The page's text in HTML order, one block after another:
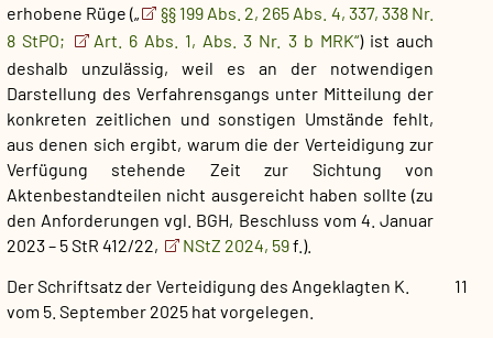
erhobene Rüge („
§§ 199 Abs. 2, 265 Abs. 4, 337, 338 Nr.
8 StPO;
Art. 6 Abs. 1, Abs. 3 Nr. 3 b MRK“) ist auch
deshalb unzulässig, weil es an der notwendigen
Darstellung des Verfahrensgangs unter Mitteilung der
konkreten zeitlichen und sonstigen Umstände fehlt,
aus denen sich ergibt, warum die der Verteidigung zur
Verfügung stehende Zeit zur Sichtung von
Aktenbestandteilen nicht ausgereicht haben sollte (zu
den Anforderungen vgl. BGH, Beschluss vom 4. Januar
2023 – 5 StR 412/22,
NStZ 2024, 59f.).
11
Der Schriftsatz der Verteidigung des Angeklagten K.
vom 5. September 2025 hat vorgelegen.